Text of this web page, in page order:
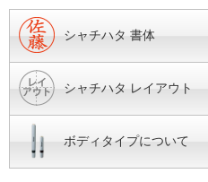
シャチハタ 書体
シャチハタ レイアウト
ボディタイプについて